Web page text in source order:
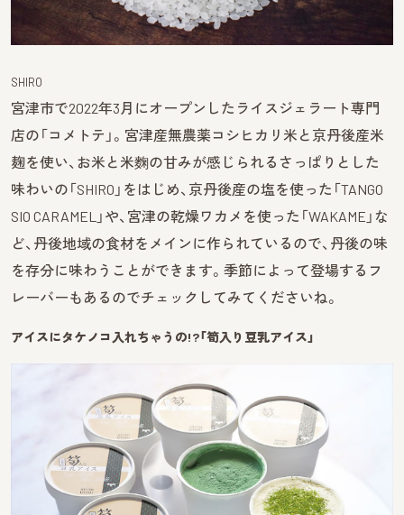
SHIRO
宮津市で2022年3月にオープンしたライスジェラート専門
店の「コメトテ」。宮津産無農薬コシヒカリ米と京丹後産米
麹を使い、お米と米麴の甘みが感じられるさっぱりとした
味わいの「SHIRO」をはじめ、京丹後産の塩を使った「TANGO
SIO CARAMEL」や、宮津の乾燥ワカメを使った「WAKAME」な
ど、丹後地域の食材をメインに作られているので、丹後の味
を存分に味わうことができます。季節によって登場するフ
レーバーもあるのでチェックしてみてくださいね。
アイスにタケノコ入れちゃうの!?「筍入り豆乳アイス」